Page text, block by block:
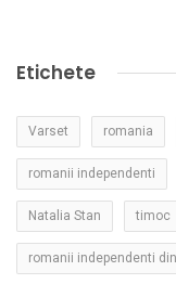
Etichete
Varset romania
romanii independenti
Natalia Stan timoc
romanii independenti